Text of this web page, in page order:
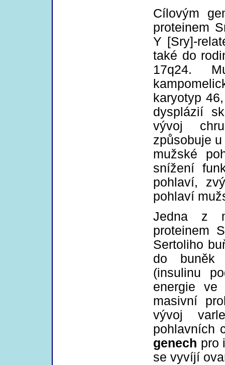
Cílovým
proteinem
Y [Sry]-
také do
17q24.
karyotyp
dysplázií
vývoj
způsobuje
mužské
snížení
pohlaví,
pohlaví
Jedna z
proteinem
Sertoliho
do buněk
(insulinu
energie ve
masivní
vývoj
pohlavních
genech pro
se vyvíjí